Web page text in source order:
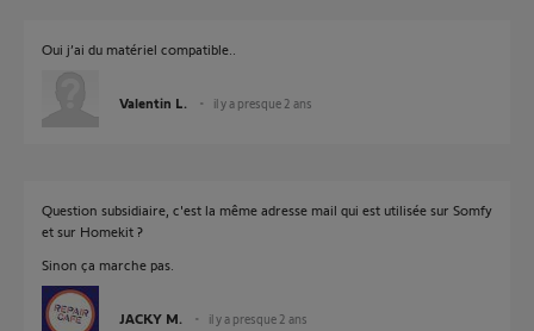
Oui j’ai du matériel compatible..
Valentin L. il y a presque 2 ans
Question subsidiaire, c'est la même adresse mail qui est utilisée sur Somfy
et sur Homekit ?
Sinon ça marche pas.
JACKY M. il y a presque 2 ans